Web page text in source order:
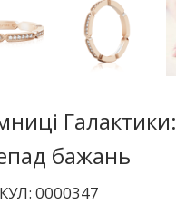
Галактики:
бажань
0000347